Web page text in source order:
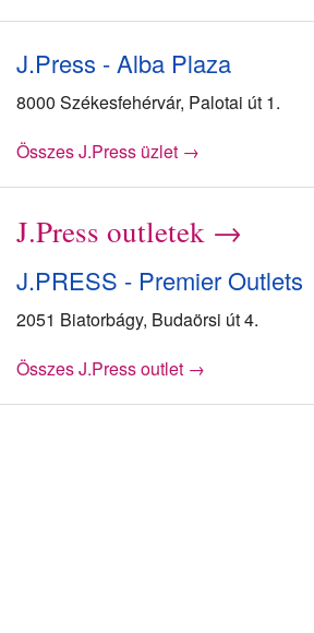
J.Press - Alba Plaza
8000 Székesfehérvár, Palotai út 1.
Összes J.Press üzlet →
J.Press outletek →
J.PRESS - Premier Outlets
2051 Biatorbágy, Budaörsi út 4.
Összes J.Press outlet →